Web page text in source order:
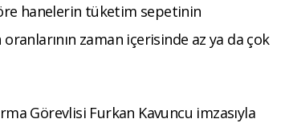
hanelerin tüketim sepetinin
zaman içerisinde az ya da çok
Görevlisi Furkan Kavuncu imzasıyla